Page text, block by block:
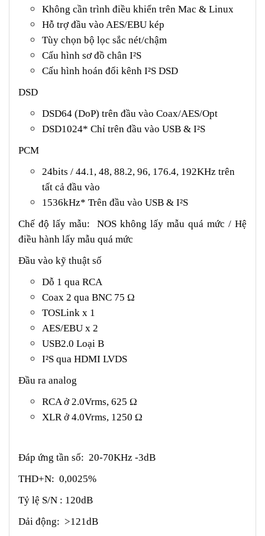
Không cần trình điều khiển trên Mac & Linux
Hỗ trợ đầu vào AES/EBU kép
Tùy chọn bộ lọc sắc nét/chậm
Cấu hình sơ đồ chân I²S
Cấu hình hoán đổi kênh I²S DSD
DSD
DSD64 (DoP) trên đầu vào Coax/AES/Opt
DSD1024* Chỉ trên đầu vào USB & I²S
PCM
24bits / 44.1, 48, 88.2, 96, 176.4, 192KHz trên
tất cả đầu vào
1536kHz* Trên đầu vào USB & I²S
Chế độ lấy mẫu: NOS không lấy mẫu quá mức / Hệ
điều hành lấy mẫu quá mức
Đầu vào kỹ thuật số
Dỗ 1 qua RCA
Coax 2 qua BNC 75 Ω
TOSLink x 1
AES/EBU x 2
USB2.0 Loại B
I²S qua HDMI LVDS
Đầu ra analog
RCA ở 2.0Vrms, 625 Ω
XLR ở 4.0Vrms, 1250 Ω
Đáp ứng tần số: 20-70KHz -3dB
THD+N: 0,0025%
Tỷ lệ S/N : 120dB
Dải động: >121dB